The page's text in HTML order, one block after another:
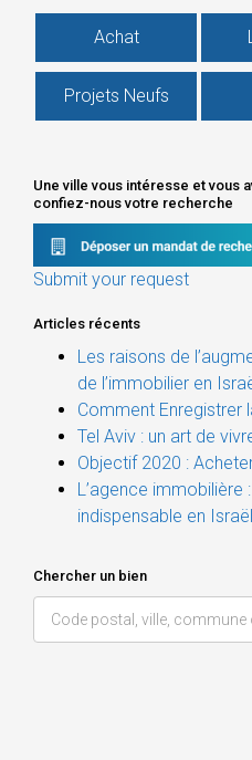
Achat
Projets Neufs
Une ville vous intéresse et vous
confiez-nous votre recherche
Submit your request
Articles récents
Les raisons de
de l’immobilier en
Comment Enregistrer
Tel Aviv : un art de
Objectif 2020 :
L’agence immobilière
indispensable en Israël
Chercher un bien